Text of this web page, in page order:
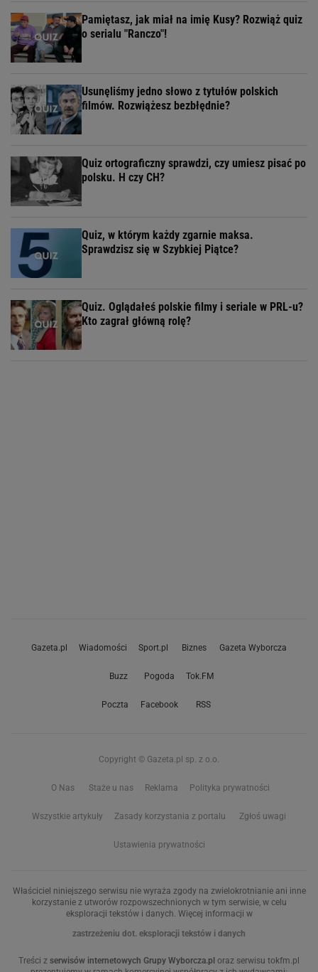
Pamiętasz, jak miał na imię Kusy? Rozwiąż quiz
o serialu "Ranczo"!
Usunęliśmy jedno słowo z tytułów polskich
filmów. Rozwiążesz bezbłędnie?
Quiz ortograficzny sprawdzi, czy umiesz pisać po
polsku. H czy CH?
Quiz, w którym każdy zgarnie maksa.
Sprawdzisz się w Szybkiej Piątce?
Quiz. Oglądałeś polskie filmy i seriale w PRL-u?
Kto zagrał główną rolę?
Gazeta.pl Wiadomości Sport.pl Biznes Gazeta Wyborcza
Buzz Pogoda Tok.FM
Poczta Facebook RSS
Copyright © Gazeta.pl sp. z o.o.
O Nas Staże u nas Reklama Polityka prywatności
Wszystkie artykuły Zasady korzystania z portalu Zgłoś uwagi
Ustawienia prywatności
Właściciel niniejszego serwisu nie wyraża zgody na zwielokrotnianie ani inne
korzystanie z utworów rozpowszechnionych w tym serwisie, w celu
eksploracji tekstów i danych. Więcej informacji w
zastrzeżeniu dot. eksploracji tekstów i danych
Treści z serwisów internetowych Grupy Wyborcza.pl oraz serwisu tokfm.pl